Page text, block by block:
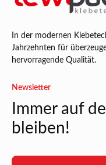
In der modernen
Jahrzehnten für
hervorragende Qualität.
Newsletter
Immer auf
bleiben!